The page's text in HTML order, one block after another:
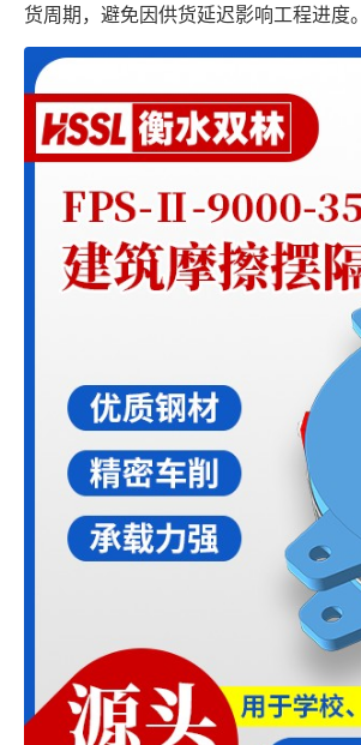
货周期，避免因供货延迟影响工程进度。